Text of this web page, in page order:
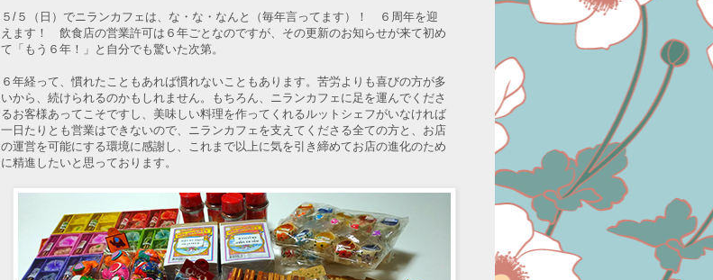
５/５（日）でニランカフェは、な・な・なんと（毎年言ってます）！ ６周年を迎
えます！ 飲食店の営業許可は６年ごとなのですが、その更新のお知らせが来て初め
て「もう６年！」と自分でも驚いた次第。
６年経って、慣れたこともあれば慣れないこともあります。苦労よりも喜びの方が多
いから、続けられるのかもしれません。もちろん、ニランカフェに足を運んでくださ
るお客様あってこそですし、美味しい料理を作ってくれるルットシェフがいなければ
一日たりとも営業はできないので、ニランカフェを支えてくださる全ての方と、お店
の運営を可能にする環境に感謝し、これまで以上に気を引き締めてお店の進化のため
に精進したいと思っております。